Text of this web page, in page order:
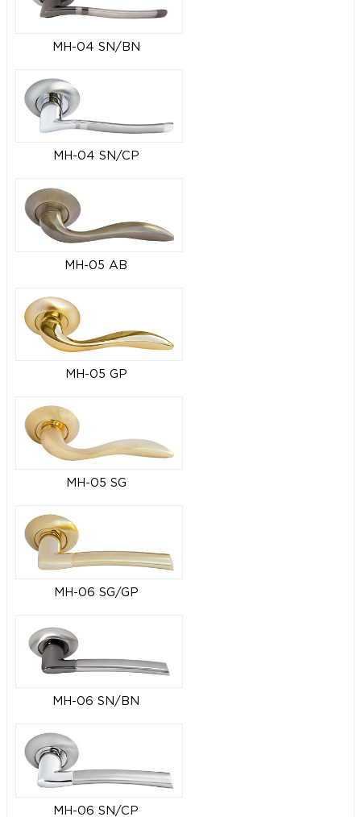
MH-04 SN/BN
MH-04 SN/CP
MH-05 AB
MH-05 GP
MH-05 SG
MH-06 SG/GP
MH-06 SN/BN
MH-06 SN/CP